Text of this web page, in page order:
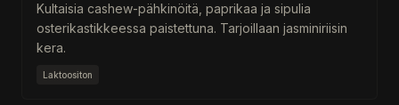
Kultaisia cashew-pähkinöitä, paprikaa ja sipulia
osterikastikkeessa paistettuna. Tarjoillaan jasminiriisin
kera.
Laktoositon